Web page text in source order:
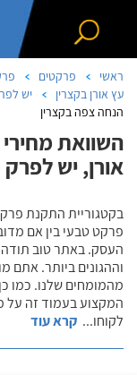
ראשי פרקטים
עץ אורן בקצרין
יש
הנחה צפה בקצרין
השוואת
אורן, יש
בקטגוריית התקנת
פרקט טבעי בין אם
העסק. באתר טוב תודה
וההגונים ביותר. אתם
מהמומחים שלנו. כמו
המקצוע בעמוד זה
לקוחו... קרא עוד